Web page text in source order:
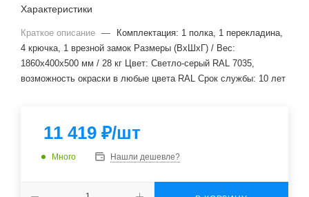
Характеристики
Краткое описание —
Комплектация: 1 полка, 1 перекладина,
4 крючка, 1 врезной замок Размеры (ВхШхГ) / Вес:
1860x400x500 мм / 28 кг Цвет: Светло-серый RAL 7035,
возможность окраски в любые цвета RAL Cрок службы: 10 лет
11 419 ₽/шт
Много Нашли дешевле?